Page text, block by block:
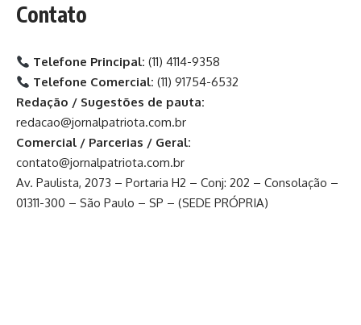
Contato
Telefone Principal: (11) 4114-9358
Telefone Comercial: (11) 91754-6532
Redação / Sugestões de pauta:
redacao@jornalpatriota.com.br
Comercial / Parcerias / Geral:
contato@jornalpatriota.com.br
Av. Paulista, 2073 – Portaria H2 – Conj: 202 – Consolação –
01311-300 – São Paulo – SP – (SEDE PRÓPRIA)